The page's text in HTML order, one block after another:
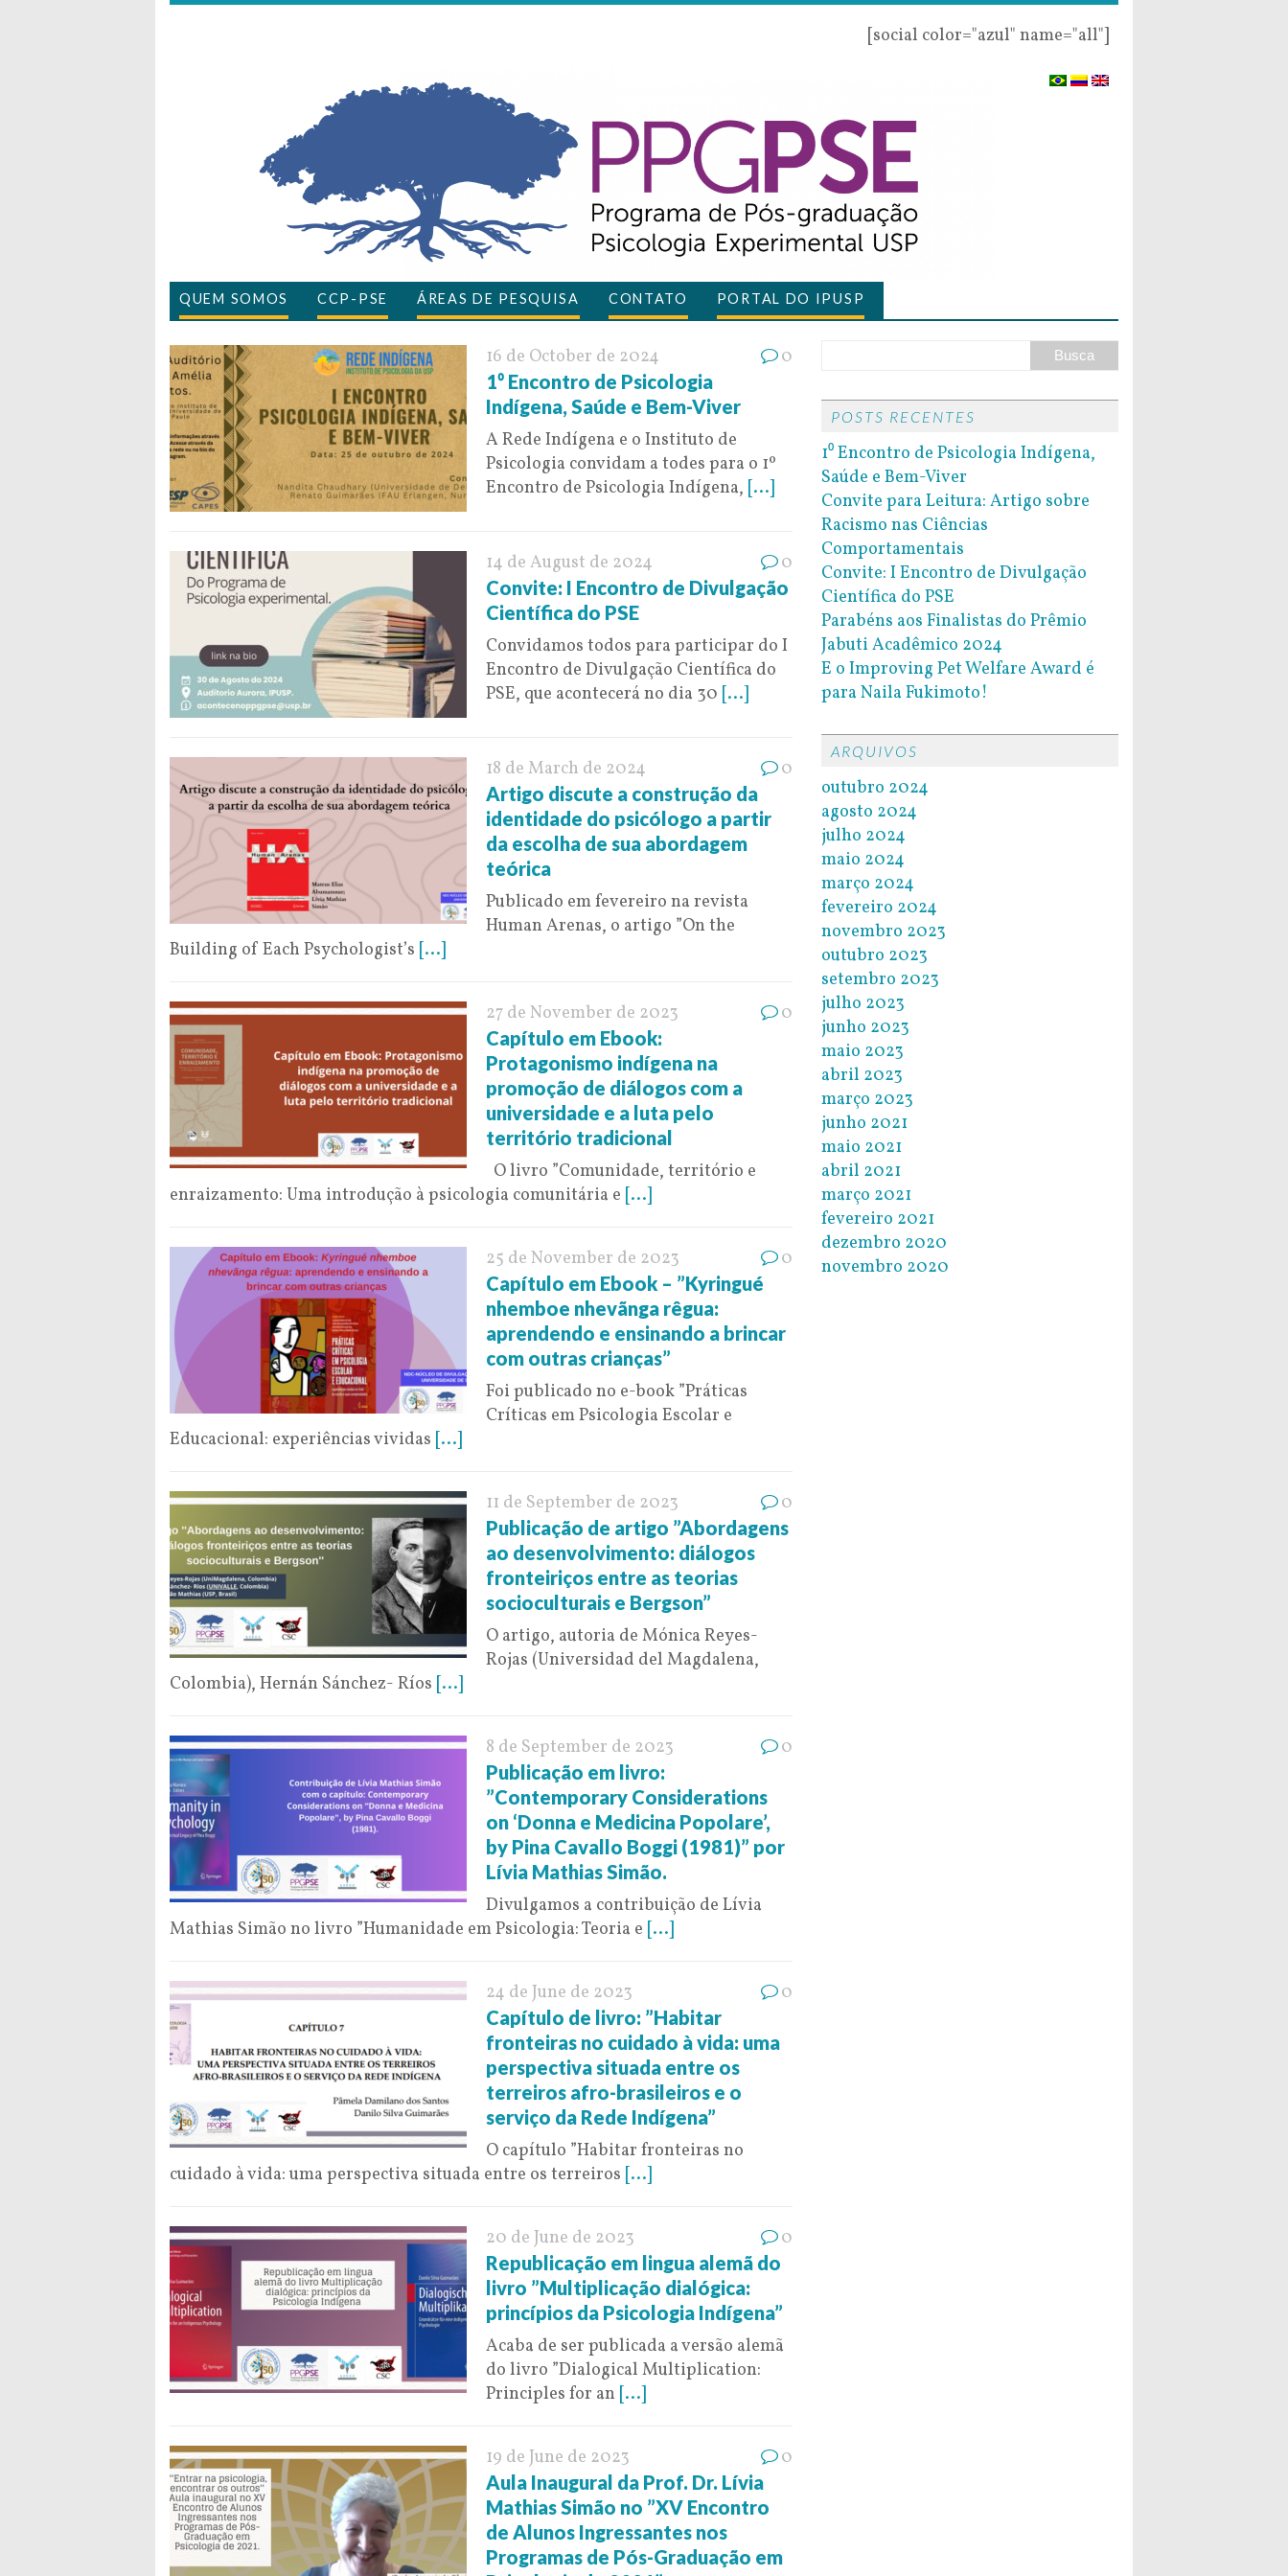
[social color="azul" name="all"]
QUEM SOMOS CCP-PSE ÁREAS DE PESQUISA CONTATO PORTAL DO IPUSP
16 de October de 2024 0
1⁰ Encontro de Psicologia
Indígena, Saúde e Bem-Viver
A Rede Indígena e o Instituto de
Psicologia convidam a todes para o 1º
Encontro de Psicologia Indígena, [...]
14 de August de 2024 0
Convite: I Encontro de Divulgação
Científica do PSE
Convidamos todos para participar do I
Encontro de Divulgação Científica do
PSE, que acontecerá no dia 30 [...]
18 de March de 2024 0
Artigo discute a construção da
identidade do psicólogo a partir
da escolha de sua abordagem
teórica
Publicado em fevereiro na revista
Human Arenas, o artigo ”On the
Building of Each Psychologist’s [...]
27 de November de 2023 0
Capítulo em Ebook:
Protagonismo indígena na
promoção de diálogos com a
universidade e a luta pelo
território tradicional
O livro ”Comunidade, território e
enraizamento: Uma introdução à psicologia comunitária e [...]
25 de November de 2023 0
Capítulo em Ebook – ”Kyringué
nhemboe nhevãnga rêgua:
aprendendo e ensinando a brincar
com outras crianças”
Foi publicado no e-book ”Práticas
Críticas em Psicologia Escolar e
Educacional: experiências vividas [...]
11 de September de 2023 0
Publicação de artigo ”Abordagens
ao desenvolvimento: diálogos
fronteiriços entre as teorias
socioculturais e Bergson”
O artigo, autoria de Mónica Reyes-
Rojas (Universidad del Magdalena,
Colombia), Hernán Sánchez- Ríos [...]
8 de September de 2023 0
Publicação em livro:
”Contemporary Considerations
on ‘Donna e Medicina Popolare’,
by Pina Cavallo Boggi (1981)” por
Lívia Mathias Simão.
Divulgamos a contribuição de Lívia
Mathias Simão no livro ”Humanidade em Psicologia: Teoria e [...]
24 de June de 2023 0
Capítulo de livro: ”Habitar
fronteiras no cuidado à vida: uma
perspectiva situada entre os
terreiros afro-brasileiros e o
serviço da Rede Indígena”
O capítulo ”Habitar fronteiras no
cuidado à vida: uma perspectiva situada entre os terreiros [...]
20 de June de 2023 0
Republicação em lingua alemã do
livro ”Multiplicação dialógica:
princípios da Psicologia Indígena”
Acaba de ser publicada a versão alemã
do livro ”Dialogical Multiplication:
Principles for an [...]
19 de June de 2023 0
Aula Inaugural da Prof. Dr. Lívia
Mathias Simão no ”XV Encontro
de Alunos Ingressantes nos
Programas de Pós-Graduação em
POSTS RECENTES
1⁰ Encontro de Psicologia Indígena,
Saúde e Bem-Viver
Convite para Leitura: Artigo sobre
Racismo nas Ciências
Comportamentais
Convite: I Encontro de Divulgação
Científica do PSE
Parabéns aos Finalistas do Prêmio
Jabuti Acadêmico 2024
E o Improving Pet Welfare Award é
para Naila Fukimoto!
ARQUIVOS
outubro 2024
agosto 2024
julho 2024
maio 2024
março 2024
fevereiro 2024
novembro 2023
outubro 2023
setembro 2023
julho 2023
junho 2023
maio 2023
abril 2023
março 2023
junho 2021
maio 2021
abril 2021
março 2021
fevereiro 2021
dezembro 2020
novembro 2020